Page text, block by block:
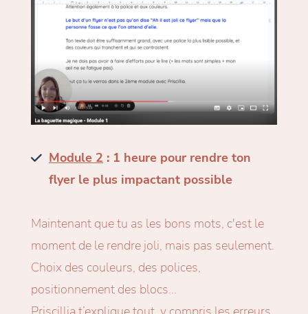
Module 2 : 1 heure pour rendre ton
flyer le plus impactant possible
Maintenant que tu as les bons mots, c'est le
moment de le rendre joli, mais pas seulement.
Choix des couleurs, des polices,
positionnement des blocs...